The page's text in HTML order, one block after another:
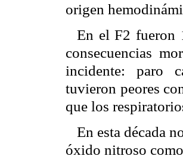
origen
En el F2 fueron
consecuencias
incidente: paro
tuvieron peores
que los
En esta década
óxido nitroso